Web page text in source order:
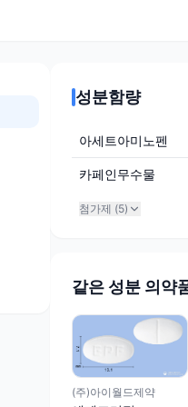
성분함량
아세트아미노펜
카페인무수물
첨가제 (5)
같은 성분 의약
(주)아이월드제약